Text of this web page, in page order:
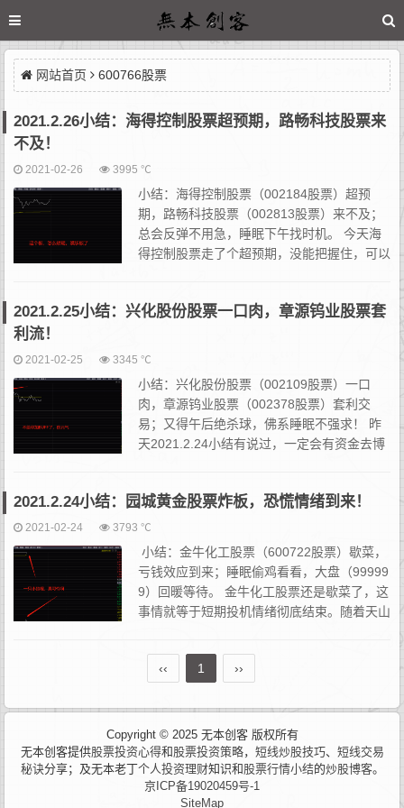
网站首页 600766股票
2021.2.26小结：海得控制股票超预期，路畅科技股票来
不及！
2021-02-26 3995 ℃
小结：海得控制股票（002184股票）超预
期，路畅科技股票（002813股票）来不及；
总会反弹不用急，睡眠下午找时机。 今天海
得控制股票走了个超预期，没能把握住，可以
2021.2.25小结：兴化股份股票一口肉，章源钨业股票套
利流！
2021-02-25 3345 ℃
小结：兴化股份股票（002109股票）一口
肉，章源钨业股票（002378股票）套利交
易；又得午后绝杀球，佛系睡眠不强求！ 昨
天2021.2.24小结有说过，一定会有资金去博
2021.2.24小结：园城黄金股票炸板，恐慌情绪到来！
2021-02-24 3793 ℃
小结：金牛化工股票（600722股票）歇菜，
亏钱效应到来；睡眠偷鸡看看，大盘（99999
9）回暖等待。 金牛化工股票还是歇菜了，这
事情就等于短期投机情绪彻底结束。随着天山
‹‹
1 ››
Copyright © 2025 无本创客 版权所有
无本创客提供股票投资心得和 股票投资策略， 短线炒股技巧、 短线交易
秘诀分享；及无本老丁个人投资理财知识和 股票行情小结的炒股博客。
京ICP备19020459号-1
SiteMap